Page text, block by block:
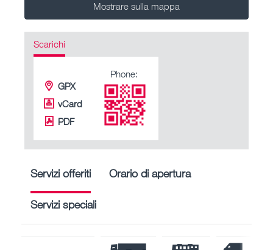
Mostrare sulla mappa
Scarichi
GPX
vCard
PDF
Phone:
Servizi offeriti Orario di apertura
Servizi speciali